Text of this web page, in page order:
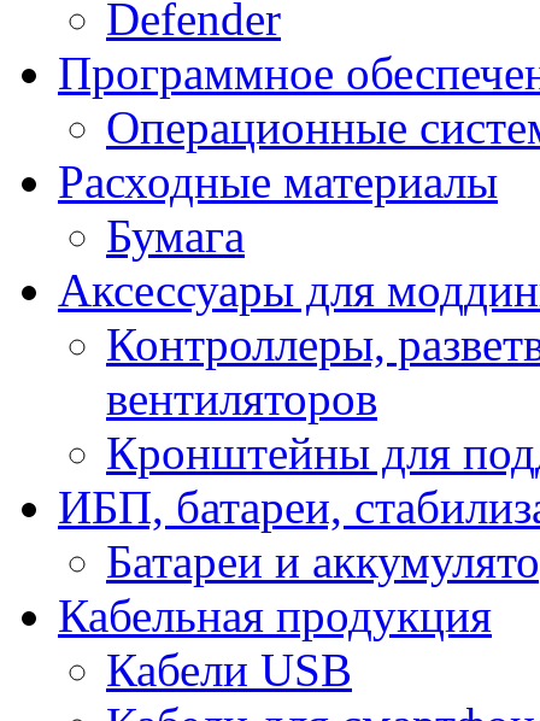
Defender
Программное
Операционные
Расходные материалы
Бумага
Аксессуары для
Контроллеры,
вентиляторов
Кронштейны для
ИБП, батареи,
Батареи и
Кабельная продукция
Кабели USB